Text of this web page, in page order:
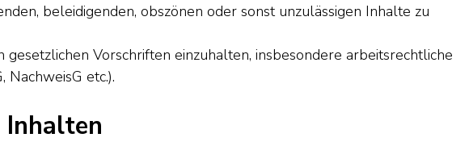
beleidigenden, obszönen oder sonst unzulässigen Inhalte zu
Vorschriften einzuhalten, insbesondere arbeitsrechtliche
NachweisG etc.).
Inhalten